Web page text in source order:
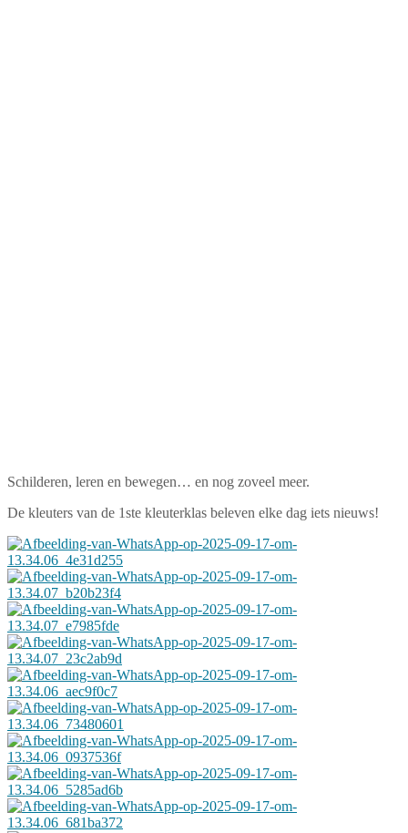
Schilderen, leren en bewegen… en nog zoveel meer.
De kleuters van de 1ste kleuterklas beleven elke dag iets nieuws!